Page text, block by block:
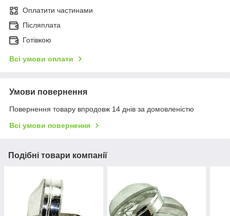
Оплатити частинами
Післяплата
Готівкою
Всі умови оплати
Умови повернення
Повернення товару впродовж 14 днів за домовленістю
Всі умови повернення
Подібні товари компанії